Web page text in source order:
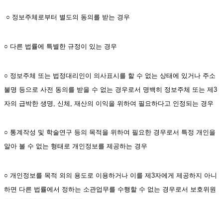
○ 정보주체로부터 별도의 동의를 받는 경우
○ 다른 법률에 특별한 규정이 있는 경우
○ 정보주체 또는 법정대리인이 의사표시를 할 수 없는 상태에 있거나 주소
불명 등으로 사전 동의를 받을 수 없는 경우로서 명백히 정보주체 또는 제3
자의 급박한 생명, 신체, 재산의 이익을 위하여 필요하다고 인정되는 경우
○ 통계작성 및 학술연구 등의 목적을 위하여 필요한 경우로서 특정 개인을
알아 볼 수 없는 형태로 개인정보를 제공하는 경우
○ 개인정보를 목적 외의 용도로 이용하거나 이를 제3자에게 제공하지 아니
하면 다른 법률에서 정하는 소관업무를 수행할 수 없는 경우로서 보호위원